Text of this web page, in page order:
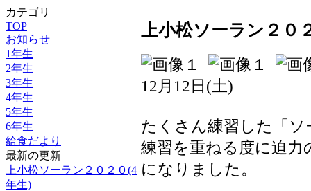
カテゴリ
TOP
お知らせ
1年生
2年生
3年生
4年生
5年生
6年生
給食だより
最新の更新
上小松ソーラン２０２０(4
年生)
上小松ソーラン２０
12月12日(土)
たくさん練習した「
練習を重ねる度に迫
になりました。